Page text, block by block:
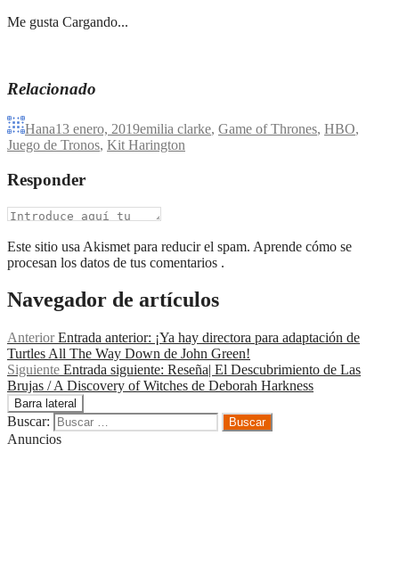
Me gusta Cargando...
Relacionado
Hana13 enero, 2019emilia clarke, Game of Thrones, HBO,
Juego de Tronos, Kit Harington
Responder
Este sitio usa Akismet para reducir el spam. Aprende cómo se
procesan los datos de tus comentarios .
Navegador de artículos
Anterior Entrada anterior: ¡Ya hay directora para adaptación de
Turtles All The Way Down de John Green!
Siguiente Entrada siguiente: Reseña| El Descubrimiento de Las
Brujas / A Discovery of Witches de Deborah Harkness
Barra lateral
Buscar:
Anuncios